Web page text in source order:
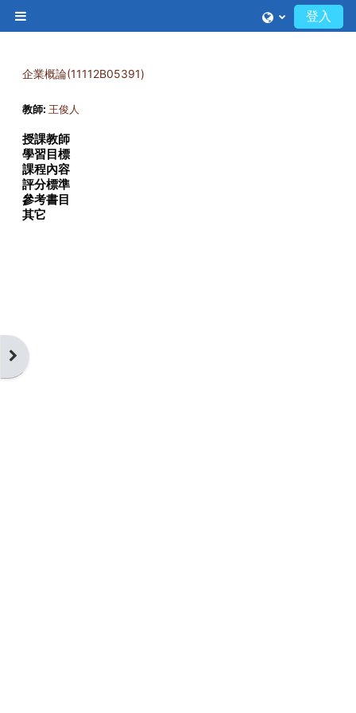
側板
登入
開啟區塊
企業概論(11112B05391)
教師: 王俊人
授課教師
學習目標
課程內容
評分標準
參考書目
其它